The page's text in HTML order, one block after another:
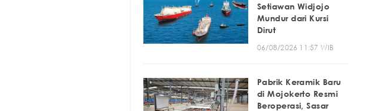
Setiawan Widjojo
Mundur dari Kursi
Dirut
06/08/2026 11:57 WIB
Pabrik Keramik Baru
di Mojokerto Resmi
Beroperasi, Sasar